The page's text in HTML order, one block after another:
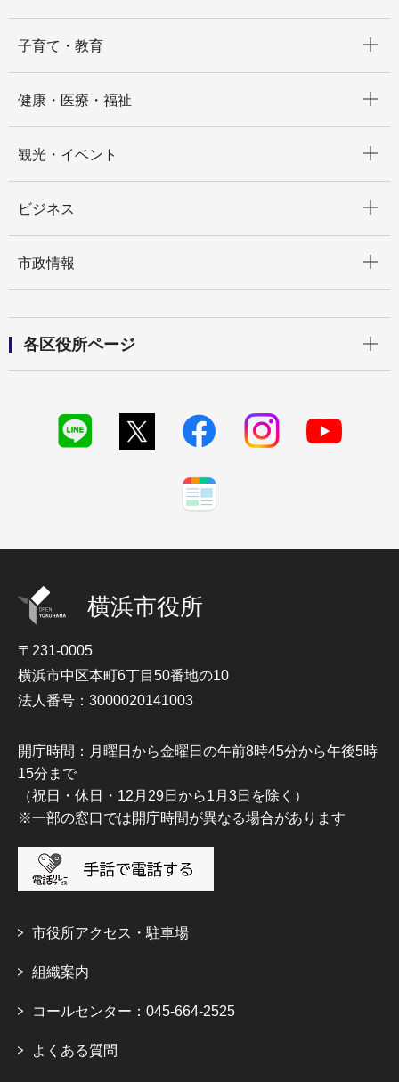
子育て・教育
健康・医療・福祉
観光・イベント
ビジネス
市政情報
各区役所ページ
横浜市役所
〒231-0005
横浜市中区本町6丁目50番地の10
法人番号：3000020141003
開庁時間：月曜日から金曜日の午前8時45分から午後5時
15分まで
（祝日・休日・12月29日から1月3日を除く）
※一部の窓口では開庁時間が異なる場合があります
市役所アクセス・駐車場
組織案内
コールセンター：045-664-2525
よくある質問